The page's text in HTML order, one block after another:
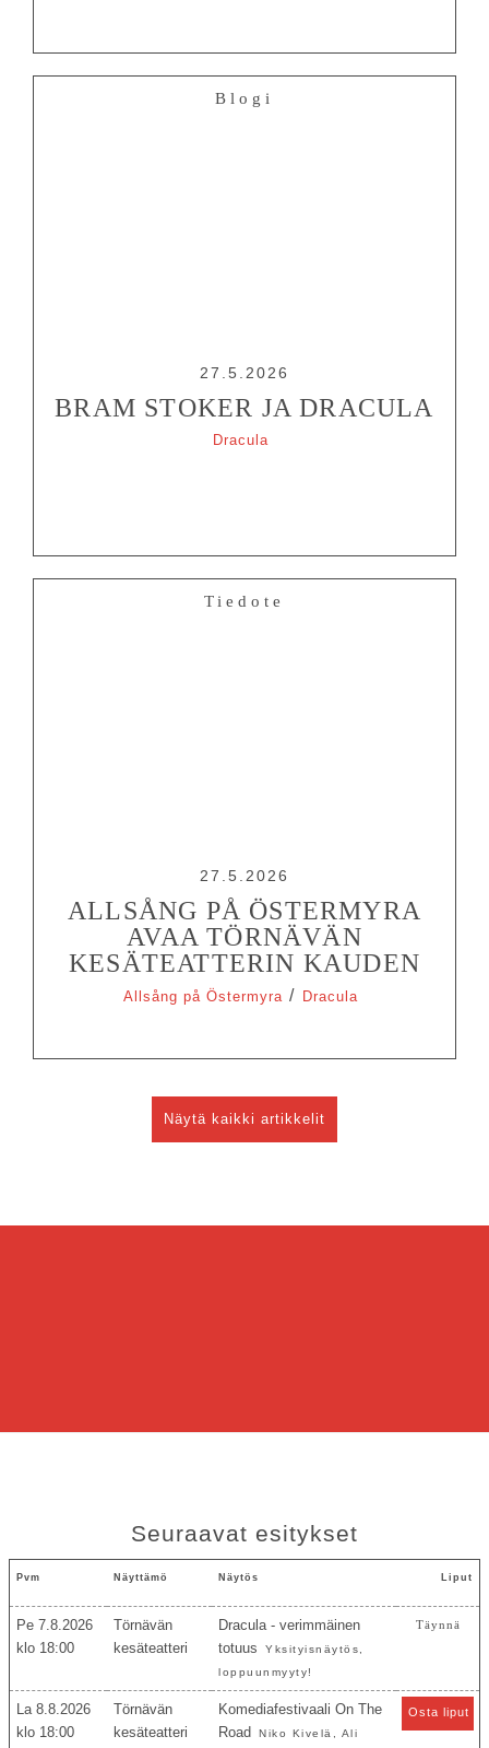
Blogi
27.5.2026
BRAM STOKER JA DRACULA
Dracula
Tiedote
27.5.2026
ALLSÅNG PÅ ÖSTERMYRA
AVAA TÖRNÄVÄN
KESÄTEATTERIN KAUDEN
Allsång på Östermyra / Dracula
Näytä kaikki artikkelit
Seuraavat esitykset
Pvm Näyttämö Näytös Liput
Pe 7.8.2026
18:00
Törnävän
kesäteatteri
Dracula - verimmäinen
totuus
Yksityisnäytös,
loppuunmyyty!
Täynnä
La 8.8.2026
18:00
Törnävän
kesäteatteri
Komediafestivaali On The
Road
Niko Kivelä, Ali
Osta liput